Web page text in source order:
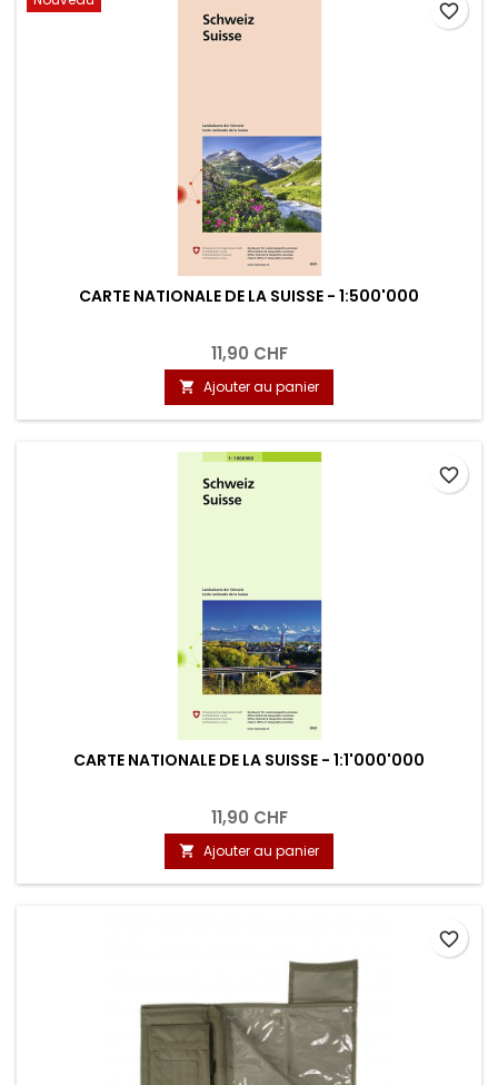
CARTE NATIONALE DE LA SUISSE - 1:500'000
11,90 CHF
 Ajouter au panier
favorite_border
CARTE NATIONALE DE LA SUISSE - 1:1'000'000
11,90 CHF
 Ajouter au panier
favorite_border
favorite_border